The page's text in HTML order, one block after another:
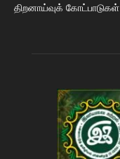
திறனாய்வுக் கோட்பாடுகள்